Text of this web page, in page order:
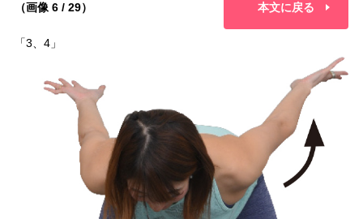
（画像 6 / 29） 本文に戻る
「3、4」